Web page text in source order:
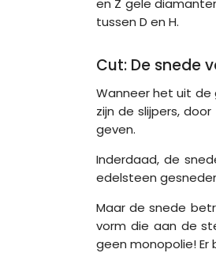
en Z gele
tussen D en H.
Cut: De snede
Wanneer het uit
zijn de slijpers,
geven.
Inderdaad, de
edelsteen
Maar de snede
vorm die aan de
geen monopolie!